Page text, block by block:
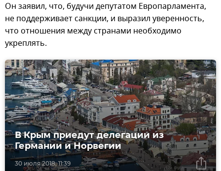
Он заявил, что, будучи депутатом Европарламента,
не поддерживает санкции, и выразил уверенность,
что отношения между странами необходимо
укреплять.
30 июля 2018, 11:39
В Крым приедут делегации из
Германии и Норвегии